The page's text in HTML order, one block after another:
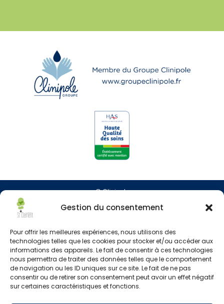
Gestion du consentement
Pour offrir les meilleures expériences, nous utilisons des
technologies telles que les cookies pour stocker et/ou accéder aux
informations des appareils. Le fait de consentir à ces technologies
nous permettra de traiter des données telles que le comportement
de navigation ou les ID uniques sur ce site. Le fait de ne pas
consentir ou de retirer son consentement peut avoir un effet négatif
sur certaines caractéristiques et fonctions.
© Clinipole
Annuaire praticiens
Plan du site
Mentions légales